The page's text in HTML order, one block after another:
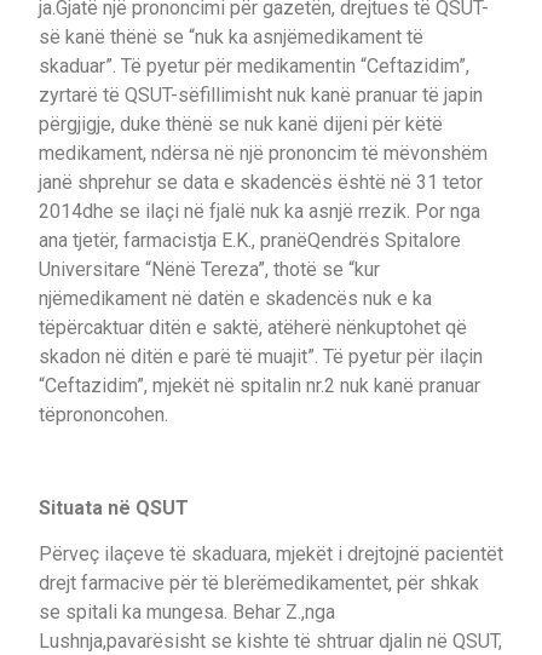
ja.Gjatë një prononcimi për gazetën, drejtues të QSUT-
së kanë thënë se “nuk ka asnjëmedikament të
skaduar”. Të pyetur për medikamentin “Ceftazidim”,
zyrtarë të QSUT-sëfillimisht nuk kanë pranuar të japin
përgjigje, duke thënë se nuk kanë dijeni për këtë
medikament, ndërsa në një prononcim të mëvonshëm
janë shprehur se data e skadencës është në 31 tetor
2014dhe se ilaçi në fjalë nuk ka asnjë rrezik. Por nga
ana tjetër, farmacistja E.K., pranëQendrës Spitalore
Universitare “Nënë Tereza”, thotë se “kur
njëmedikament në datën e skadencës nuk e ka
tëpërcaktuar ditën e saktë, atëherë nënkuptohet që
skadon në ditën e parë të muajit”. Të pyetur për ilaçin
“Ceftazidim”, mjekët në spitalin nr.2 nuk kanë pranuar
tëprononcohen.
Situata në QSUT
Përveç ilaçeve të skaduara, mjekët i drejtojnë pacientët
drejt farmacive për të blerëmedikamentet, për shkak
se spitali ka mungesa. Behar Z.,nga
Lushnja,pavarësisht se kishte të shtruar djalin në QSUT,